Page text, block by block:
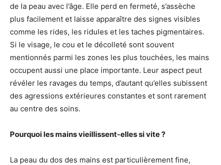
de la peau avec l’âge. Elle perd en fermeté, s’assèche
plus facilement et laisse apparaître des signes visibles
comme les rides, les ridules et les taches pigmentaires.
Si le visage, le cou et le décolleté sont souvent
mentionnés parmi les zones les plus touchées, les mains
occupent aussi une place importante. Leur aspect peut
révéler les ravages du temps, d’autant qu’elles subissent
des agressions extérieures constantes et sont rarement
au centre des soins.
Pourquoi les mains vieillissent-elles si vite ?
La peau du dos des mains est particulièrement fine,